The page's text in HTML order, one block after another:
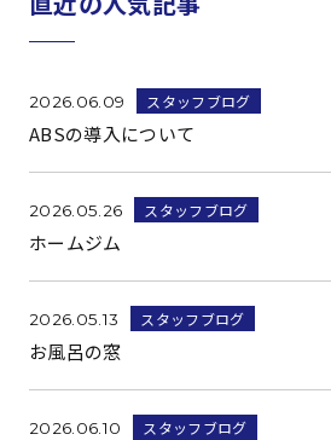
2026.06.09 スタッフブログ
ABSの導入について
2026.05.26 スタッフブログ
ホームジム
2026.05.13 スタッフブログ
お風呂の窓
2026.06.10 スタッフブログ